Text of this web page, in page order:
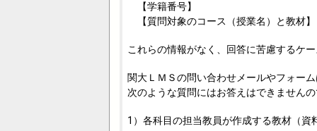
【学籍番号】
【質問対象のコース（授業名）と教材】
これらの情報がなく、回答に苦慮するケ
関大ＬＭＳの問い合わせメールやフォー
次のような質問にはお答えはできません
1）各科目の担当教員が作成する教材（